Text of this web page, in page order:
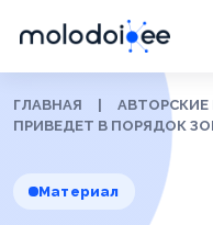
ГЛАВНАЯ
ПРИВЕДЕТ В ПОРЯДОК
Материал